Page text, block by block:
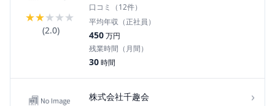
★★★★★
(2.0)
口コミ（12件）
平均年収（正社員）
450万円
残業時間（月間）
30時間
株式会社千趣会 ›